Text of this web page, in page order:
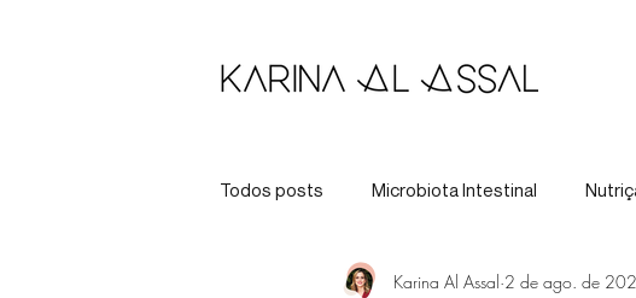
Todos posts Microbiota Intestinal
Longevidade Tratamento
Karina Al Assal 2 de ago. de